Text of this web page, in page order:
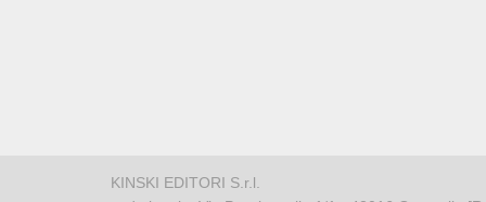
KINSKI EDITORI S.r.l.